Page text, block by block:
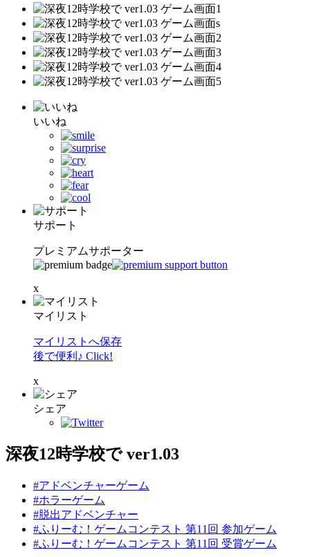
いいね
サポート
プレミアムサポーター
x
マイリスト
マイリストへ保存
後で便利♪ Click!
x
シェア
深夜12時学校で ver1.03
#アドベンチャーゲーム
#ホラーゲーム
#脱出アドベンチャー
#ふりーむ！ゲームコンテスト 第11回 参加ゲーム
#ふりーむ！ゲームコンテスト 第11回 受賞ゲーム